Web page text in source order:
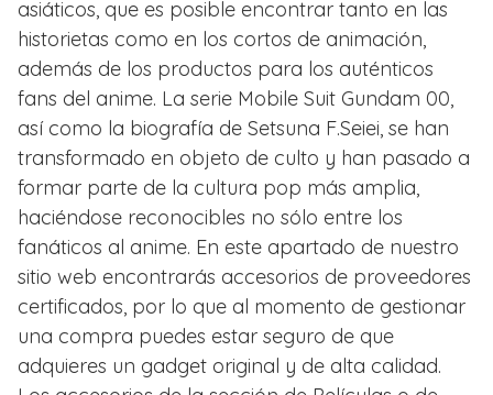
asiáticos, que es posible encontrar tanto en las
historietas como en los cortos de animación,
además de los productos para los auténticos
fans del anime. La serie Mobile Suit Gundam 00,
así como la biografía de Setsuna F.Seiei, se han
transformado en objeto de culto y han pasado a
formar parte de la cultura pop más amplia,
haciéndose reconocibles no sólo entre los
fanáticos al anime. En este apartado de nuestro
sitio web encontrarás accesorios de proveedores
certificados, por lo que al momento de gestionar
una compra puedes estar seguro de que
adquieres un gadget original y de alta calidad.